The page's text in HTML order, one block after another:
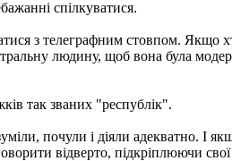
спілкуватися.
з телеграфним стовпом. Якщо
людину, щоб вона була
так званих "республік".
почули і діяли адекватно. І
відверто, підкріплюючи